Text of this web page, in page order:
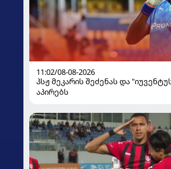
11:02/08-08-2026
პსჟ მეკარის შეძენას და
აპირებს